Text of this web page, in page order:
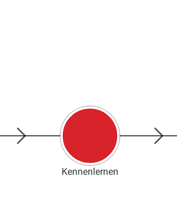
Kennenlernen